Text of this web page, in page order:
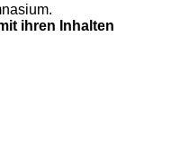
ihren Inhalten